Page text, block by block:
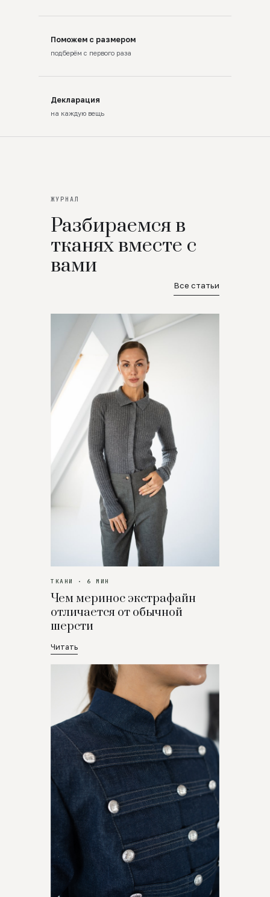
Поможем с размером
подберём с первого раза
Декларация
на каждую вещь
ЖУРНАЛ
Разбираемся в
тканях вместе с
вами
Все статьи
ТКАНИ · 6 МИН
Чем меринос экстрафайн
отличается от обычной
шерсти
Читать